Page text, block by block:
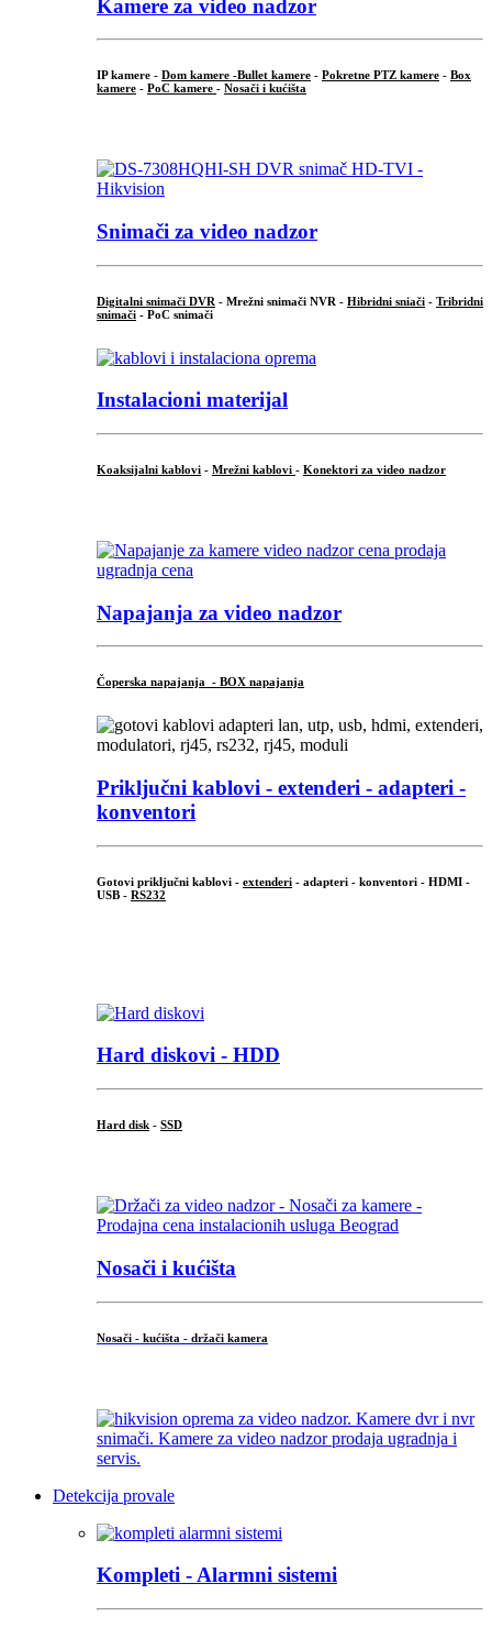
Kamere za video nadzor
IP kamere - Dom kamere -Bullet kamere - Pokretne PTZ kamere - Box
kamere - PoC kamere - Nosači i kućišta
Snimači za video nadzor
Digitalni snimači DVR - Mrežni snimači NVR - Hibridni sniači - Tribridni
snimači - PoC snimači
Instalacioni materijal
Koaksijalni kablovi - Mrežni kablovi - Konektori za video nadzor
Napajanja za video nadzor
Čoperska napajanja - BOX napajanja
Priključni kablovi - extenderi - adapteri -
konventori
Gotovi priključni kablovi - extenderi - adapteri - konventori - HDMI -
USB - RS232
Hard diskovi - HDD
Hard disk - SSD
Nosači i kućišta
Nosači - kućišta - držači kamera
Detekcija provale
Kompleti - Alarmni sistemi